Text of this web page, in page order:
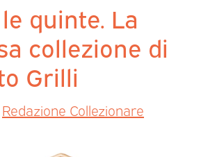
quinte. La
collezione di
Grilli
Redazione Collezionare